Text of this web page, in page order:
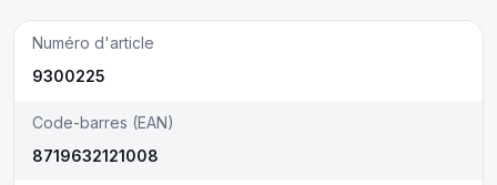
Numéro d'article
9300225
Code-barres (EAN)
8719632121008